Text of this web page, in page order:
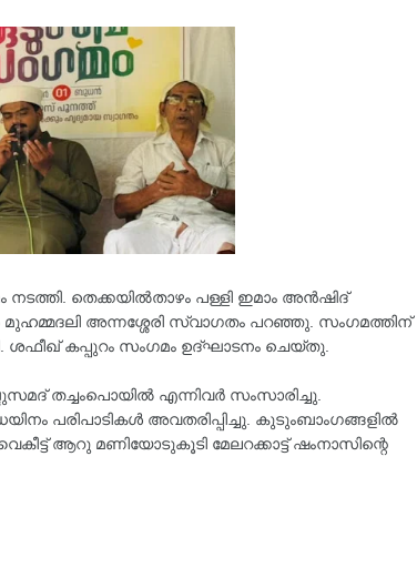
തെക്കയിൽതാഴം പള്ളി ഇമാം അൻഷിദ്
മുഹമ്മദലി അന്നശ്ശേരി സ്വാഗതം പറഞ്ഞു. സംഗമത്തിന്
ശഫീഖ് കപ്പുറം സംഗമം ഉദ്ഘാടനം ചെയ്തു.
തച്ചംപൊയിൽ എന്നിവർ സംസാരിച്ചു.
പരിപാടികൾ അവതരിപ്പിച്ചു. കുടുംബാംഗങ്ങളിൽ
ആറു മണിയോടുകൂടി മേലറക്കാട്ട് ഷംനാസിന്റെ